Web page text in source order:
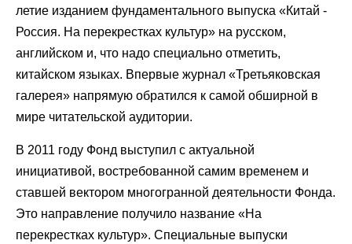
летие изданием фундаментального выпуска «Китай -
Россия. На перекрестках культур» на русском,
английском и, что надо специально отметить,
китайском языках. Впервые журнал «Третьяковская
галерея» напрямую обратился к самой обширной в
мире читательской аудитории.
В 2011 году Фонд выступил с актуальной
инициативой, востребованной самим временем и
ставшей вектором многогранной деятельности Фонда.
Это направление получило название «На
перекрестках культур». Специальные выпуски